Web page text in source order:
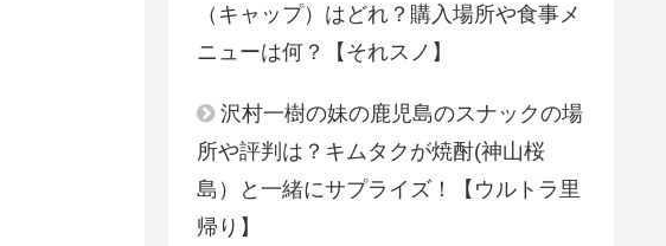
（キャップ）はどれ？購入場所や食事メ
ニューは何？【それスノ】
沢村一樹の妹の鹿児島のスナックの場
所や評判は？キムタクが焼酎(神山桜
島）と一緒にサプライズ！【ウルトラ里
帰り】